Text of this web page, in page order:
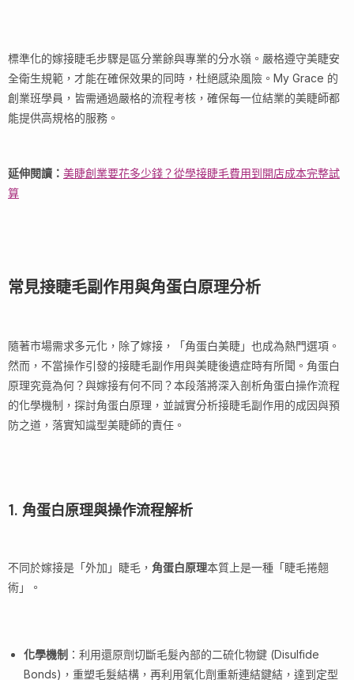
標準化的嫁接睫毛步驟是區分業餘與專業的分水嶺。嚴格遵守美睫安
全衛生規範，才能在確保效果的同時，杜絕感染風險。My Grace 的
創業班學員，皆需通過嚴格的流程考核，確保每一位結業的美睫師都
能提供高規格的服務。
延伸閱讀： 美睫創業要花多少錢？從學接睫毛費用到開店成本完整試
算
常見接睫毛副作用與角蛋白原理分析
隨著市場需求多元化，除了嫁接，「角蛋白美睫」也成為熱門選項。
然而，不當操作引發的接睫毛副作用與美睫後遺症時有所聞。角蛋白
原理究竟為何？與嫁接有何不同？本段落將深入剖析角蛋白操作流程
的化學機制，探討角蛋白原理，並誠實分析接睫毛副作用的成因與預
防之道，落實知識型美睫師的責任。
1. 角蛋白原理與操作流程解析
不同於嫁接是「外加」睫毛， 角蛋白原理本質上是一種「睫毛捲翹
術」。
化學機制 ：利用還原劑切斷毛髮內部的二硫化物鍵 (Disulfide
Bonds)，重塑毛髮結構，再利用氧化劑重新連結鍵結，達到定型